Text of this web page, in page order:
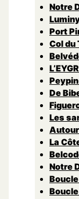
Notre
Port
Col du
De
Les
La
Notre